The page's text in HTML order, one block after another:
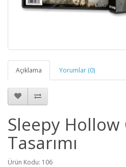
Açıklama Yorumlar (0)
Sleepy Hollow
Tasarımı
Ürün Kodu: 106